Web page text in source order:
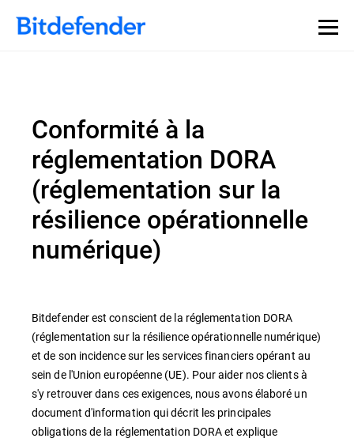
Conformité à la
réglementation DORA
(réglementation sur la
résilience opérationnelle
numérique)
Bitdefender est conscient de la réglementation DORA
(réglementation sur la résilience opérationnelle numérique)
et de son incidence sur les services financiers opérant au
sein de l'Union européenne (UE). Pour aider nos clients à
s'y retrouver dans ces exigences, nous avons élaboré un
document d'information qui décrit les principales
obligations de la réglementation DORA et explique